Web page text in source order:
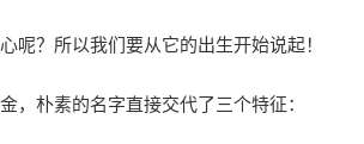
呢？所以我们要从它的出生开始说起！
，朴素的名字直接交代了三个特征：